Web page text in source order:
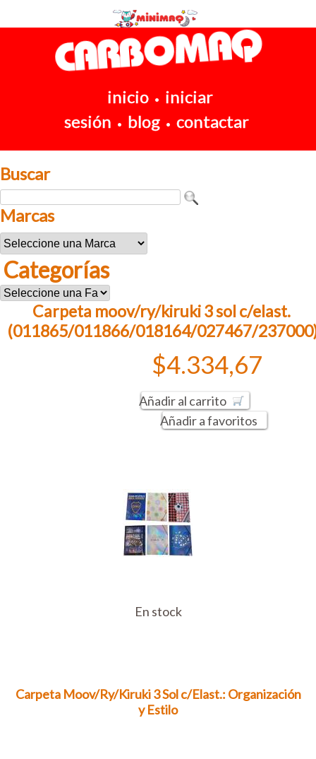
inicio • iniciar
sesión • blog • contactar
Buscar
Marcas
Categorías
Carpeta moov/ry/kiruki 3 sol c/elast.
(011865/011866/018164/027467/
$4.334,67
Añadir al carrito
Añadir a favoritos
En stock
Carpeta Moov/Ry/Kiruki 3 Sol c/Elast.: Organización
y Estilo